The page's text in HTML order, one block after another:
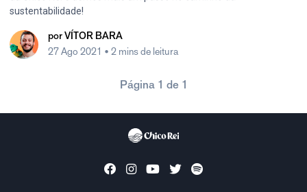
sustentabilidade!
por VÍTOR BARA
27 Ago 2021 • 2 mins de leitura
Página 1 de 1